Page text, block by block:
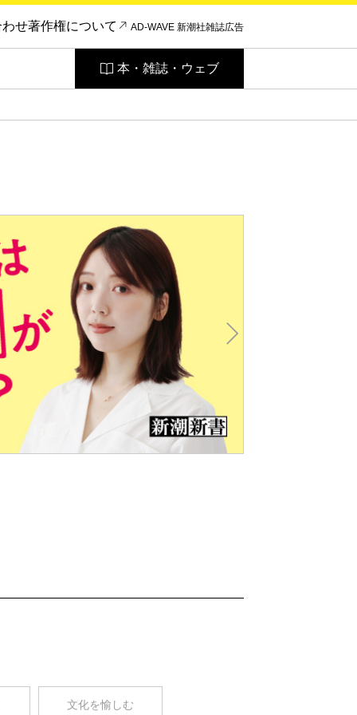
わせ著作権について AD-WAVE 新潮社雑誌広告
本・雑誌・ウェブ
文化を愉しむ